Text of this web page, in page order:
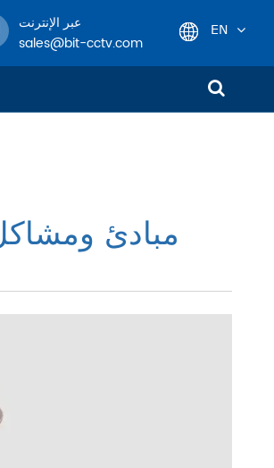
عبر الإنترنت
sales@bit-cctv.com
EN
français
Español
مبادئ